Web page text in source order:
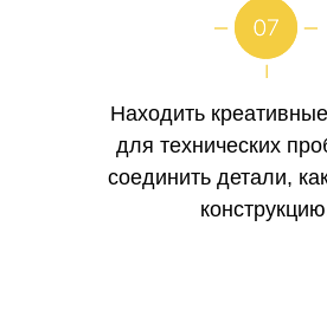
Находить
для технических
соединить детали,